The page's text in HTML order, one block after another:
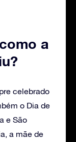
a
celebrado
o Dia de
e São
a mãe de